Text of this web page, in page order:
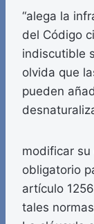
“alega la
del Código
indiscutible
olvida que
pueden
modificar
obligatorio
artículo
tales